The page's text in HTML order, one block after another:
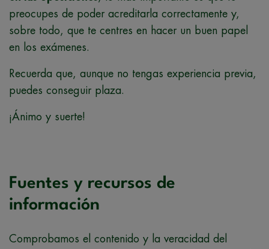
preocupes de poder acreditarla correctamente y,
sobre todo, que te centres en hacer un buen papel
en los exámenes.
Recuerda que, aunque no tengas experiencia previa,
puedes conseguir plaza.
¡Ánimo y suerte!
Fuentes y recursos de
información
Comprobamos el contenido y la veracidad del